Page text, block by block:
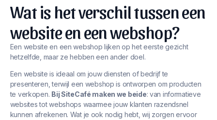
Wat is het verschil tussen een
website en een webshop?
Een website en een webshop lijken op het eerste gezicht
hetzelfde, maar ze hebben een ander doel.
Een website is ideaal om jouw diensten of bedrijf te
presenteren, terwijl een webshop is ontworpen om producten
te verkopen. Bij SiteCafé maken we beide: van informatieve
websites tot webshops waarmee jouw klanten razendsnel
kunnen afrekenen. Wat je ook nodig hebt, wij zorgen ervoor